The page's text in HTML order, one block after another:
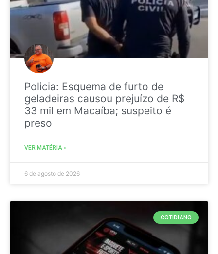
Policia: Esquema de furto de
geladeiras causou prejuízo de R$
33 mil em Macaíba; suspeito é
preso
VER MATÉRIA »
6 de agosto de 2026
COTIDIANO